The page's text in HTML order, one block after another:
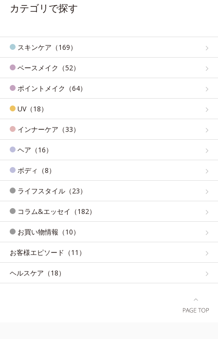
カテゴリで探す
スキンケア（169）
ベースメイク（52）
ポイントメイク（64）
UV（18）
インナーケア（33）
ヘア（16）
ボディ（8）
ライフスタイル（23）
コラム&エッセイ（182）
お買い物情報（10）
お客様エピソード（11）
ヘルスケア（18）